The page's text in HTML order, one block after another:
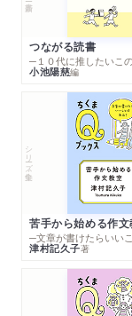
つながる読書
─１０代に推したいこ
小池陽慈編
シリーズ・全集
苦手から始める作
─文章が書けたらいい
津村記久子著